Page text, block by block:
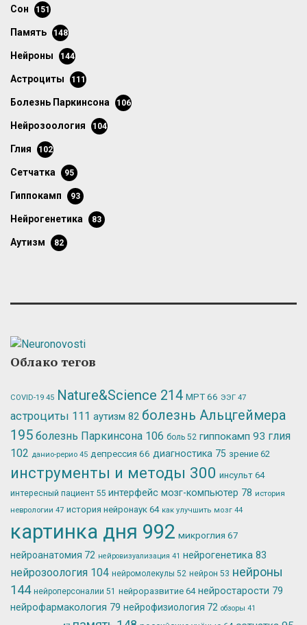
сон 151
память 148
нейроны 144
астроциты 111
болезнь Паркинсона 106
нейрозоология 104
глия 102
сетчатка 95
гиппокамп 93
нейрогенетика 83
аутизм 82
Облако тегов
COVID-19 45 Nature&Science 214 МРТ66 ЭЭГ 47
астроциты 111 аутизм 82 болезнь Альцгеймера
195 болезнь Паркинсона 106 боль 52 гиппокамп 93 глия
102 данио-рерио 45 депрессия 66 диагностика 75 зрение 62
инструменты и методы 300 инсульт 64
интересный пациент 55 интерфейс мозг-компьютер 78 история
неврологии 47 история нейронаук 64 как улучшить мозг 44
картинка дня 992 микроглия 67
нейроанатомия 72 нейровизуализация 41 нейрогенетика 83
нейрозоология 104 нейромолекулы 52 нейрон 53 нейроны
144 нейроперсоналии 51 нейроразвитие 64 нейростарости 79
нейрофармакология 79 нейрофизиология 72 обзоры 41